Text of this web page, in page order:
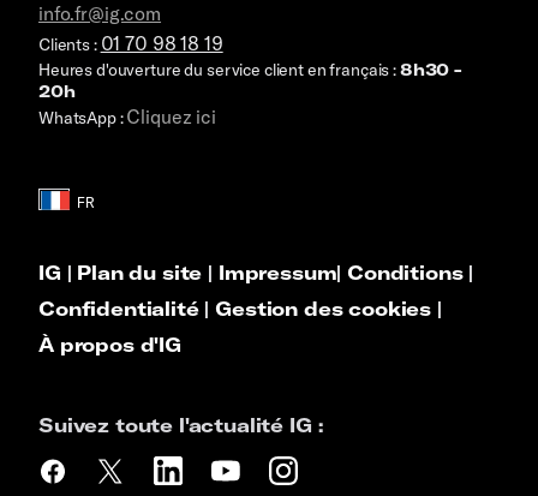
info.fr@ig.com
Clients : 01 70 98 18 19
Heures d'ouverture du service client en français :8h30 -
20h
WhatsApp :Cliquez ici
IG | Plan du site | Impressum| Conditions|
Confidentialité|Gestion des cookies |
À propos d'IG
Suivez toute l'actualité IG :